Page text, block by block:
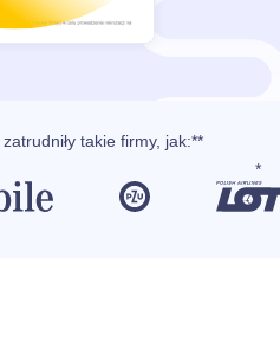
zatrudniły takie firmy, jak:**